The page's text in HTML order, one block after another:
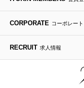
CORPORATE コーポレート
RECRUIT 求人情報